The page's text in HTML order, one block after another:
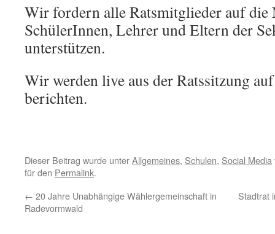
Wir fordern alle Ratsmitglieder auf die
SchülerInnen, Lehrer und Eltern der
unterstützen.
Wir werden live aus der Ratssitzung
berichten.
Dieser Beitrag wurde unterAllgemeines, Schulen, Social Media
für den Permalink.
← 20 Jahre Unabhängige Wählergemeinschaft in
Radevormwald
Stadtrat